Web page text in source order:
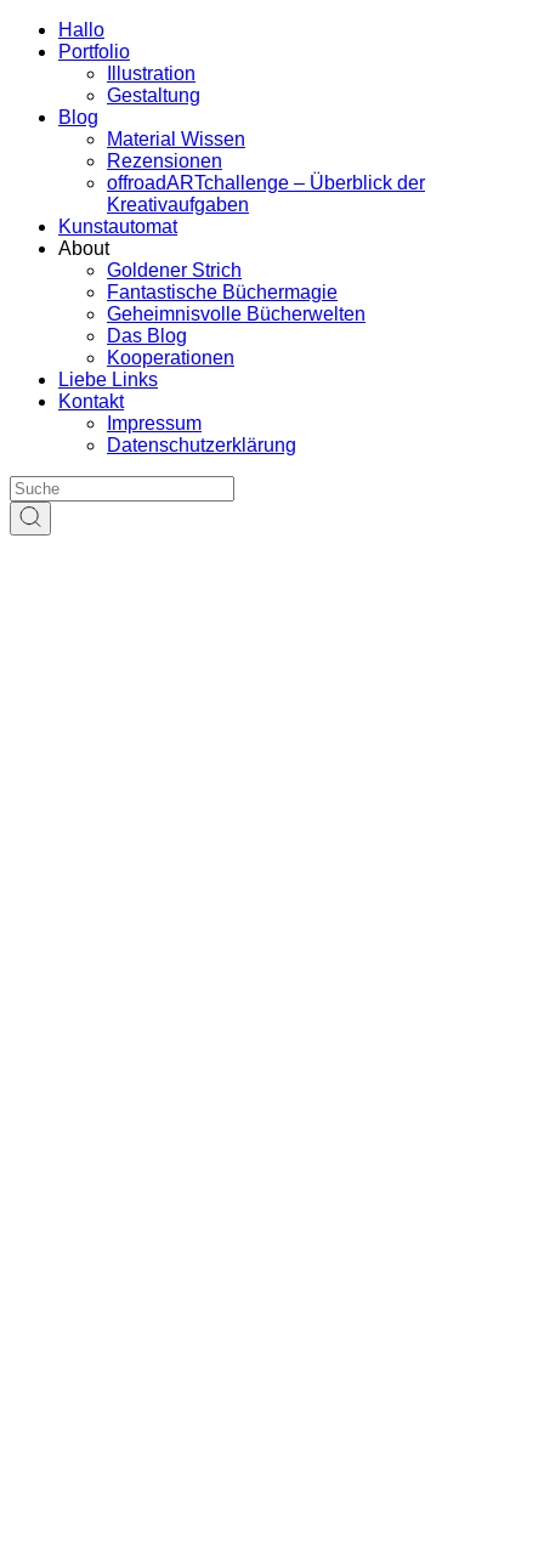
Hallo
Portfolio
Illustration
Gestaltung
Blog
Material Wissen
Rezensionen
offroadARTchallenge – Überblick der
Kreativaufgaben
Kunstautomat
About
Goldener Strich
Fantastische Büchermagie
Geheimnisvolle Bücherwelten
Das Blog
Kooperationen
Liebe Links
Kontakt
Impressum
Datenschutzerklärung